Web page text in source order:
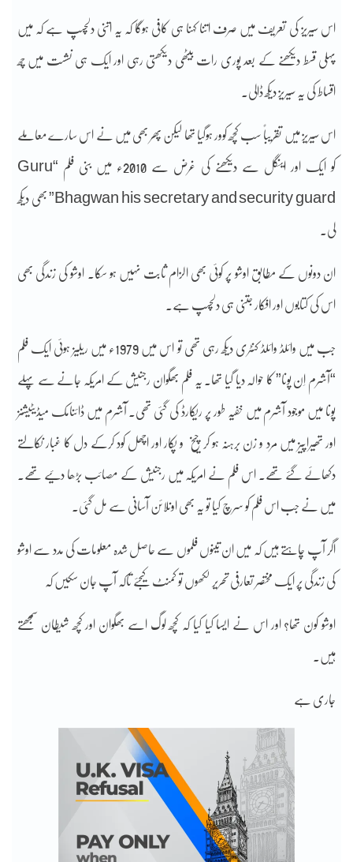
اس سیریز کی تعریف میں صرف اتنا کہنا ہی کافی ہوگا کہ یہ اتنی دلچسپ ہے کہ میں
پہلی قسط دیکھنے کے بعد پوری رات بیٹھی دیکھتی رہی اور ایک ہی نشست میں چھ
اقساط کی یہ سیریز دیکھ ڈالی۔
اس سیریز میں تقریباً سب کچھ کوور ہوگیا تھا لیکن پھر بھی میں نے اس سارے معاملے
کو ایک اور اینگل سے دیکھنے کی غرض سے 2010ء میں بنی فلم “Guru
Bhagwan his secretary and security guard” بھی دیکھ
لی۔
ان دونوں کے مطابق اوشو پر کوئی بھی الزام ثابت نہیں ہو سکا۔ اوشو کی زندگی بھی
اس کی کتابوں اور افکار جتنی ہی دلچسپ ہے۔
جب میں وائلڈ وائلڈ کنٹری دیکھ رہی تھی تو اس میں 1979ء میں ریلیز ہوئی ایک فلم
“آشرم اِن پونا” کا حوالہ دیا گیا تھا۔ یہ فلم بھگوان رجنیش کے امریکہ جانے سے پہلے
پونا میں موجود آشرم میں خفیہ طور پر ریکارڈ کی گئی تھی۔ آشرم میں ڈائنامک میڈیٹیشنز
اور تھیراپیز میں مرد و زن برہنہ ہو کر چیخ و پکار اور اچھل کود کرکے دل کا غبار نکالتے
دکھائے گئے تھے۔ اس فلم نے امریکہ میں رجنیش کے مصائب بڑھا دئیے تھے۔
میں نے جب اس فلم کو سرچ کیا تو یہ بھی اونلائن آسانی سے مل گئی۔
اگر آپ چاہتے ہیں کہ میں ان تینوں فلموں سے حاصل شدہ معلومات کی مدد سے اوشو
کی زندگی پر ایک مختصر تعارفی تحریر لکھوں تو کمنٹ کیجئے تاکہ آپ جان سکیں کہ
اوشو کون تھا؟ اور اس نے ایسا کیا کیا کہ کچھ لوگ اسے بھگوان اور کچھ شیطان سمجھتے
ہیں۔
جاری ہے